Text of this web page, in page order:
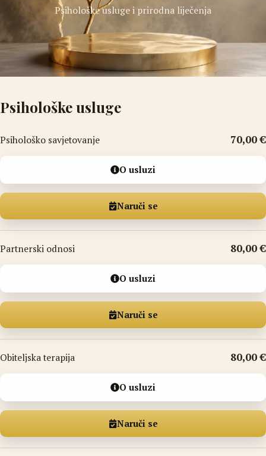
Psihološke usluge i prirodna liječenja
Psihološke usluge
Psihološko savjetovanje 70,00 €
O usluzi
Naruči se
Partnerski odnosi 80,00 €
O usluzi
Naruči se
Obiteljska terapija 80,00 €
O usluzi
Naruči se